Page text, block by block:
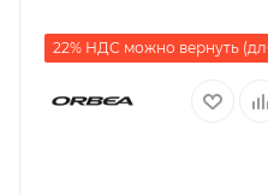
22% НДС можно вернуть